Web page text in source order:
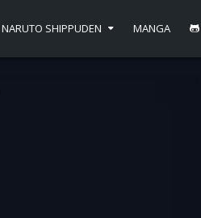
NARUTO SHIPPUDEN MANGA